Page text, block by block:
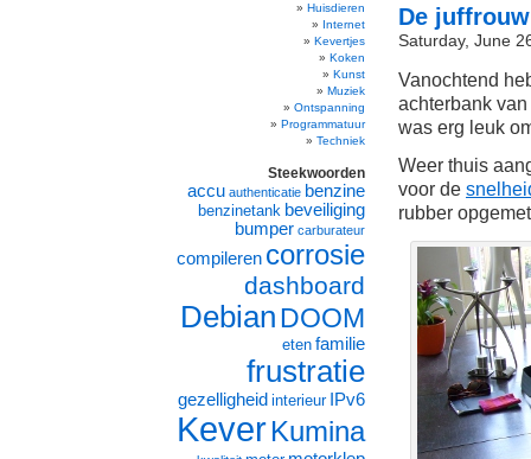
De
Saturday, June
Vanochtend
achterbank van
was erg leuk
Weer thuis
voor de
rubber
Huisdieren
Internet
Kevertjes
Koken
Kunst
Muziek
Ontspanning
Programmatuur
Techniek
Steekwoorden
accu authenticatie benzine
benzinetank beveiliging
bumper carburateur
compileren corrosie
dashboard
DebianDOOM
eten familie
frustratie
gezelligheid interieur IPv6
KeverKumina